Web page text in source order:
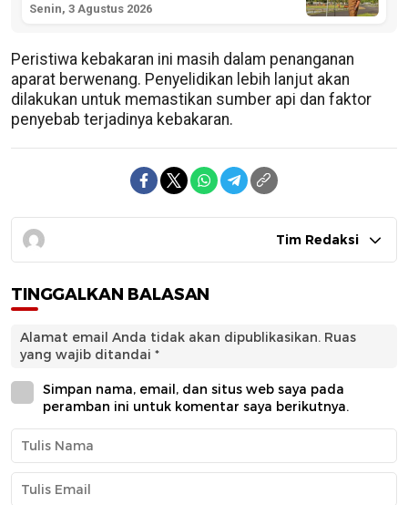
Senin, 3 Agustus 2026
Peristiwa kebakaran ini masih dalam penanganan
aparat berwenang. Penyelidikan lebih lanjut akan
dilakukan untuk memastikan sumber api dan faktor
penyebab terjadinya kebakaran.
Tim Redaksi
TINGGALKAN BALASAN
Alamat email Anda tidak akan dipublikasikan. Ruas
yang wajib ditandai *
Simpan nama, email, dan situs web saya pada
peramban ini untuk komentar saya berikutnya.